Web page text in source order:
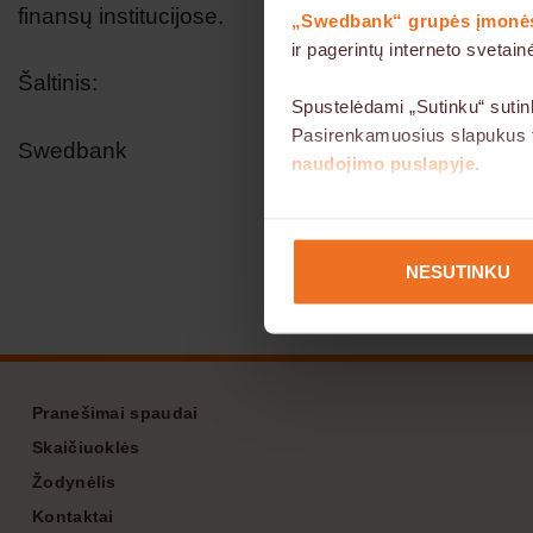
„Swedbank“ grupės
ir pagerintų interneto
Spustelėdami „Sutinku“
Pasirenkamuosius
naudojimo puslapyje.
NESUTINKU
finansų institucijose.
Šaltinis:
Swedbank
Footer
Pranešimai spaudai
Skaičiuoklės
Žodynėlis
Kontaktai